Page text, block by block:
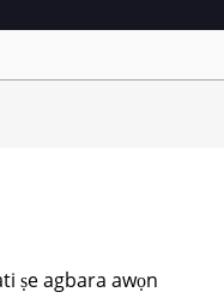
ṣe agbara awọn